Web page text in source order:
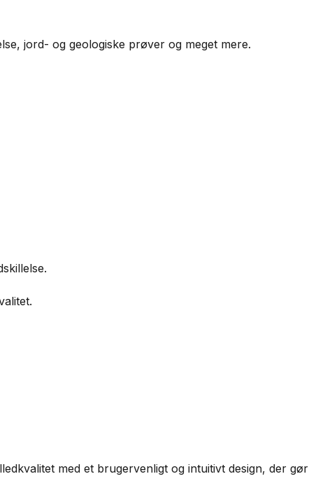
jord- og geologiske prøver og meget mere.
med et brugervenligt og intuitivt design, der gør